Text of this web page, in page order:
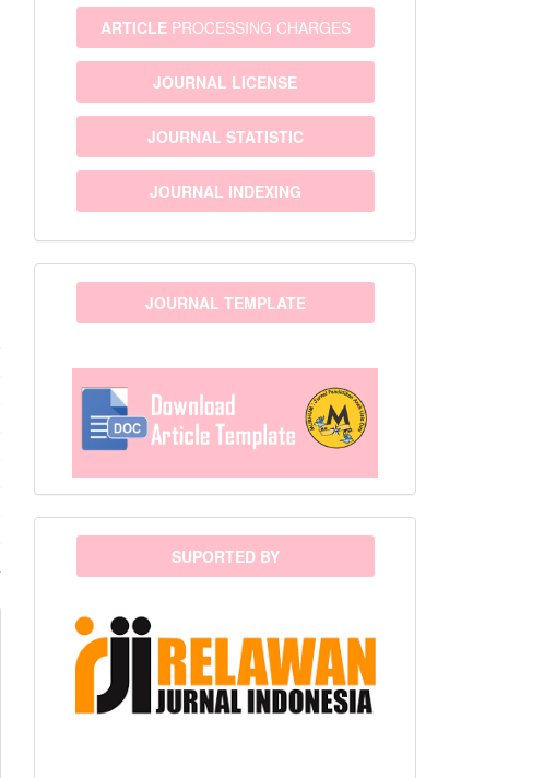
ARTICLEPROCESSING CHARGES
JOURNAL LICENSE
JOURNAL STATISTIC
JOURNAL INDEXING
templateJOURNAL TEMPLATE
sponsorSUPORTED BY